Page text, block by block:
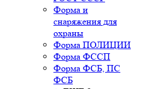
Форма и
снаряжения для
охраны
Форма ПОЛИЦИИ
Форма ФССП
Форма ФСБ, ПС
ФСБ